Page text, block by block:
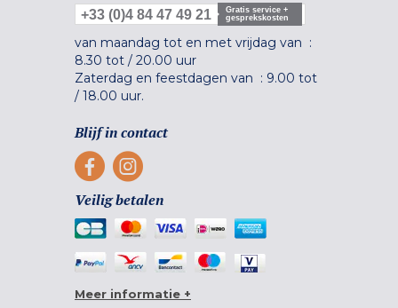
+33 (0)4 84 47 49 21
Gratis service +
gesprekskosten
van maandag tot en met vrijdag van :
8.30 tot / 20.00 uur
Zaterdag en feestdagen van : 9.00 tot
/ 18.00 uur.
Blijf in contact
Veilig betalen
Meer informatie +